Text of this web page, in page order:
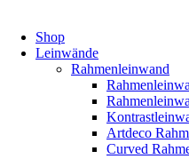
Shop
Leinwände
Rahmenleinwand
Artdeco
Curved